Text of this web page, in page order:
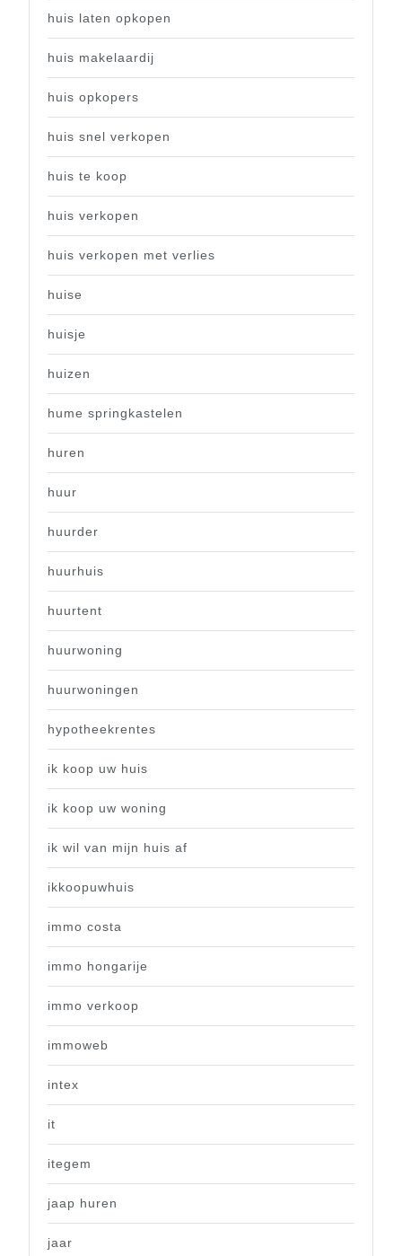
huis laten opkopen
huis makelaardij
huis opkopers
huis snel verkopen
huis te koop
huis verkopen
huis verkopen met verlies
huise
huisje
huizen
hume springkastelen
huren
huur
huurder
huurhuis
huurtent
huurwoning
huurwoningen
hypotheekrentes
ik koop uw huis
ik koop uw woning
ik wil van mijn huis af
ikkoopuwhuis
immo costa
immo hongarije
immo verkoop
immoweb
intex
it
itegem
jaap huren
jaar